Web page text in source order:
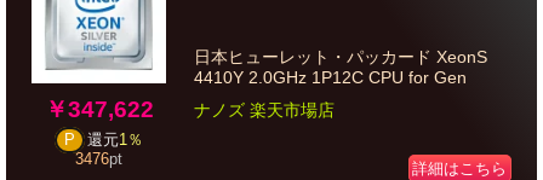
￥347,622
P 還元1％
3476pt
日本ヒューレット・パッカード XeonS
4410Y 2.0GHz 1P12C CPU for Gen
ナノズ 楽天市場店
詳細はこちら